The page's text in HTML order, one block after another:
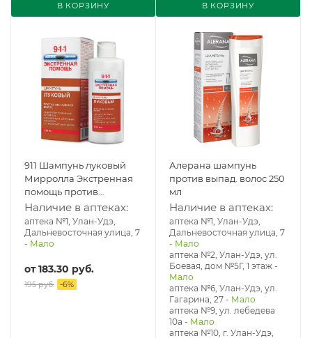
В КОРЗИНУ В КОРЗИНУ
911 Шампунь луковый
Мирролла Экстренная
помощь против
выпадения волос и
облысения 150 мл
Наличие в аптеках:
аптека №1, Улан-Удэ,
Дальневосточная улица, 7
- Мало
от183.30 руб.
195 руб. -6%
Алерана шампунь
против выпад. волос 250
мл
Наличие в аптеках:
аптека №1, Улан-Удэ,
Дальневосточная улица, 7
- Мало
аптека №2, Улан-Удэ, ул.
Боевая, дом №5Г, 1 этаж -
Мало
аптека №6, Улан-Удэ, ул.
Гагарина, 27 - Мало
аптека №9, ул. лебедева
10а - Мало
аптека №10, г. Улан-Удэ,